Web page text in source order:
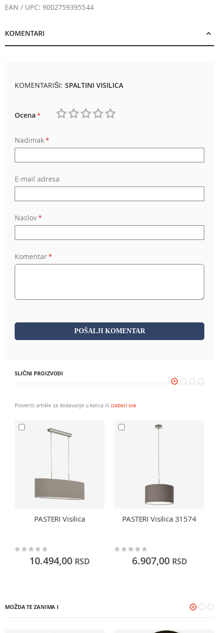
EAN / UPC: 9002759395544
KOMENTARI
KOMENTARIŠI: SPALTINI VISILICA
Ocena
Nadimak
E-mail adresa
Naslov
Komentar
POŠALJI KOMENTAR
SLIČNI PROIZVODI
Proveriti artikle za dodavanje u kolica ili izaberi sve
PASTERI Visilica
Rating:
10.494,00 RSD
PASTERI Visilica 31574
Rating:
6.907,00 RSD
MOŽDA TE ZANIMA I